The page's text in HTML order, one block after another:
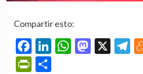
Compartir esto:
Facebook
LinkedInX
PrintFriendly
Compartir